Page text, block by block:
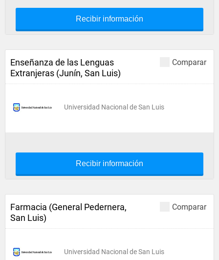
Recibir información
Comparar
Enseñanza de las Lenguas
Extranjeras (Junín, San Luis)
Universidad Nacional de San Luis
Recibir información
Comparar
Farmacia (General Pedernera,
San Luis)
Universidad Nacional de San Luis